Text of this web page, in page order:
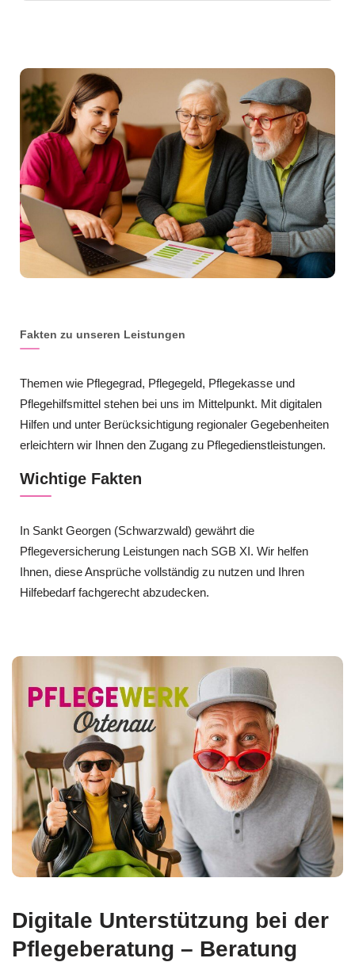
Fakten zu unseren Leistungen
Themen wie Pflegegrad, Pflegegeld, Pflegekasse und
Pflegehilfsmittel stehen bei uns im Mittelpunkt. Mit digitalen
Hilfen und unter Berücksichtigung regionaler Gegebenheiten
erleichtern wir Ihnen den Zugang zu Pflegedienstleistungen.
Wichtige Fakten
In Sankt Georgen (Schwarzwald) gewährt die
Pflegeversicherung Leistungen nach SGB XI. Wir helfen
Ihnen, diese Ansprüche vollständig zu nutzen und Ihren
Hilfebedarf fachgerecht abzudecken.
Digitale Unterstützung bei der
Pflegeberatung – Beratung